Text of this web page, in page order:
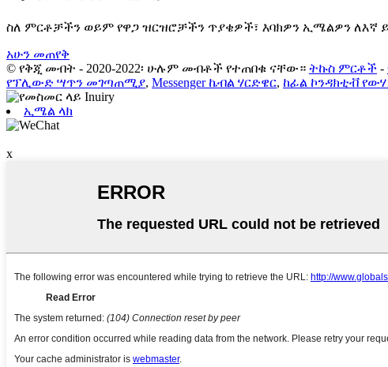
ስለ ምርቶቻችን ወይም የዋጋ ዝርዝሮቻችን ጥያቄዎች፣ እባክዎን ኢሜልዎን ለእኛ
አሁን መጠየቅ
© የቅጂ መብት - 2020-2022፡ ሁሉም መብቶች የተጠበቁ ናቸው። ትኩስ ምርቶች -
የፕሊውድ ሣጥን መገጣጠሚያ, Messenger ኬብል ሃርድዌር, ከፊል ኮንዳክቲቭ
ኢሜል ላክ
x